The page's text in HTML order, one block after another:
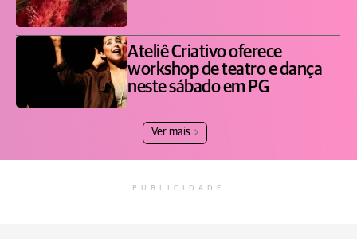
Ateliê Criativo oferece
workshop de teatro e dança
neste sábado em PG
Ver mais
PUBLICIDADE